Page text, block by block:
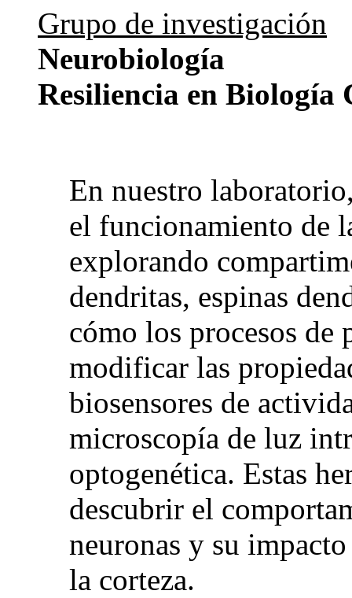
Grupo de investigación
Neurobiología
Resiliencia en
En nuestro
el funcionamiento de
explorando
dendritas, espinas
cómo los procesos de
modificar las
biosensores de
microscopía de luz
optogenética. Estas
descubrir el
neuronas y su
la corteza.